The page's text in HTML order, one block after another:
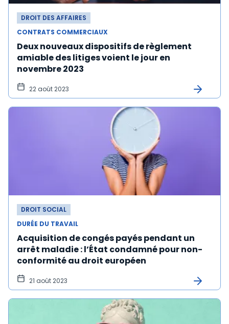
DROIT DES AFFAIRES
CONTRATS COMMERCIAUX
Deux nouveaux dispositifs de règlement
amiable des litiges voient le jour en
novembre 2023
22 août 2023
DROIT SOCIAL
DURÉE DU TRAVAIL
Acquisition de congés payés pendant un
arrêt maladie : l’État condamné pour non-
conformité au droit européen
21 août 2023